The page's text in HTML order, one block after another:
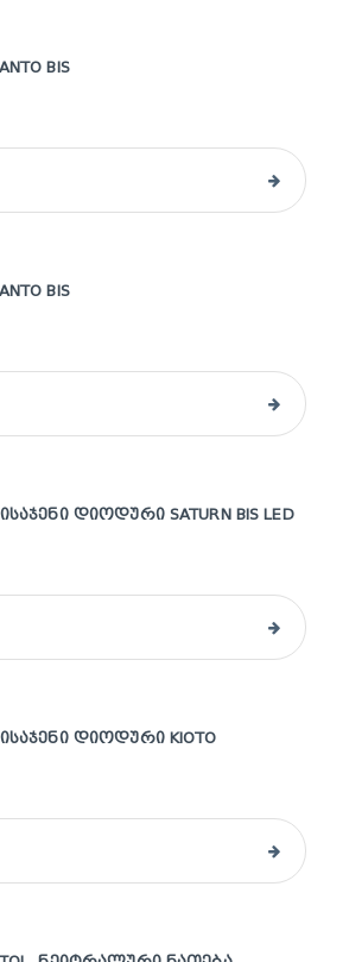
BIS
BIS
ᲓᲘᲝᲓᲣᲠᲘ SATURN BIS LED
ᲓᲘᲝᲓᲣᲠᲘ KIOTO